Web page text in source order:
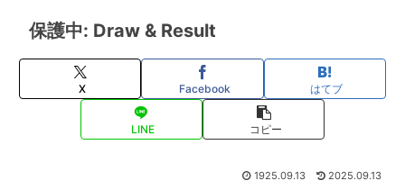
保護中: Draw & Result
X Facebook はてブ
LINE コピー
1925.09.13 2025.09.13